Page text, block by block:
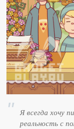
Я всегда хочу
реальность с